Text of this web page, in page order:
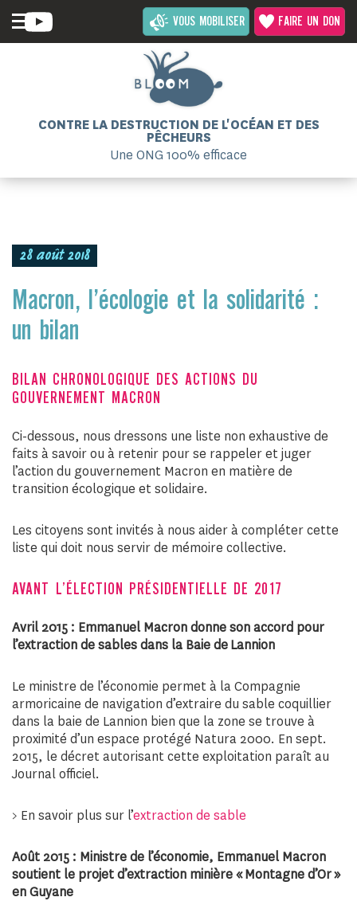
CONTRE LA DESTRUCTION DE L'OCÉAN ET DES
PÊCHEURS
Une ONG 100% efficace
VOUS MOBILISER FAIRE UN DON
28 août 2018
Macron, l’écologie et la solidarité :
un bilan
BILAN CHRONOLOGIQUE DES ACTIONS DU
GOUVERNEMENT MACRON
Ci-dessous, nous dressons une liste non exhaustive de
faits à savoir ou à retenir pour se rappeler et juger
l’action du gouvernement Macron en matière de
transition écologique et solidaire.
Les citoyens sont invités à nous aider à compléter cette
liste qui doit nous servir de mémoire collective.
AVANT L’ÉLECTION PRÉSIDENTIELLE DE 2017
Avril 2015 : Emmanuel Macron donne son accord pour
l’extraction de sables dans la Baie deLannion
Le ministre de l’économie permet à la Compagnie
armoricaine de navigation d’extraire du sable coquillier
dans la baie de Lannion bien que la zone se trouve à
proximité d’un espace protégé Natura 2000. En sept.
2015, le décret autorisant cette exploitation paraît au
Journal officiel.
> En savoir plus sur l’extraction de sable
Août 2015 : Ministre de l’économie, Emmanuel Macron
soutient le projet d’extraction minière « Montagne d’Or »
en Guyane